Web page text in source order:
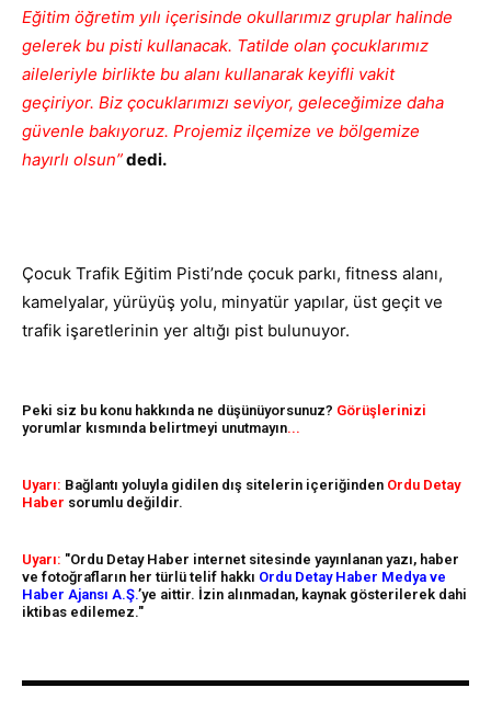
Eğitim öğretim yılı içerisinde okullarımız gruplar halinde
gelerek bu pisti kullanacak. Tatilde olan çocuklarımız
aileleriyle birlikte bu alanı kullanarak keyifli vakit
geçiriyor. Biz çocuklarımızı seviyor, geleceğimize daha
güvenle bakıyoruz. Projemiz ilçemize ve bölgemize
hayırlı olsun”dedi.
Çocuk Trafik Eğitim Pisti’nde çocuk parkı, fitness alanı,
kamelyalar, yürüyüş yolu, minyatür yapılar, üst geçit ve
trafik işaretlerinin yer altığı pist bulunuyor.
Peki siz bu konu hakkında ne düşünüyorsunuz? Görüşlerinizi
yorumlar kısmında belirtmeyi unutmayın...
Uyarı: Bağlantı yoluyla gidilen dış sitelerin içeriğinden Ordu Detay
Haber sorumlu değildir.
Uyarı: "Ordu Detay Haber internet sitesinde yayınlanan yazı, haber
ve fotoğrafların her türlü telif hakkı Ordu Detay Haber Medya ve
Haber Ajansı A.Ş.’ye aittir. İzin alınmadan, kaynak gösterilerek dahi
iktibas edilemez."